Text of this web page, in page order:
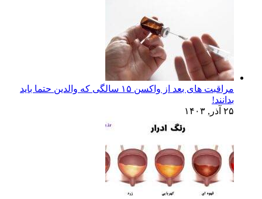
مراقبت های بعد از واکسن ۱۵ سالگی که والدین حتما باید
بدانند!
۲۵ آذر, ۱۴۰۳